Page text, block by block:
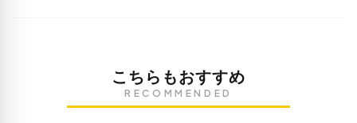
こちらもおすすめ
RECOMMENDED